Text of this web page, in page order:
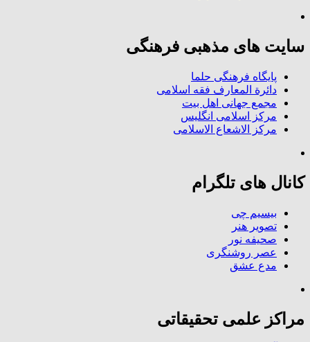
سایت های مذهبی فرهنگی
پایگاه فرهنگی حلما
دائرة المعارف فقه اسلامی
مجمع جهانی اهل بیت
مرکز اسلامی انگلیس
مرکز الاشعاع الاسلامی
کانال های تلگرام
بیسیم چی
تصویر هنر
صحیفه نور
عصر روشنگری
مدع عشق
مراکز علمی تحقیقاتی